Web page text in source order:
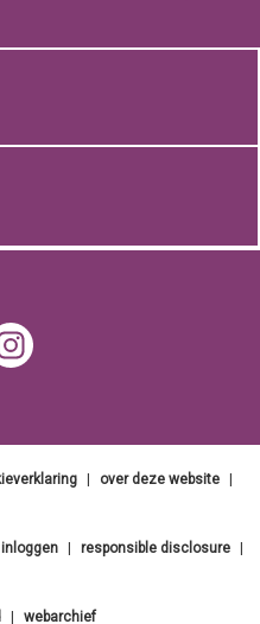
over deze website
inloggen responsible disclosure
webarchief